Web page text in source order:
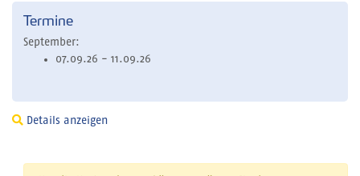
Termine
September:
07.09.26 - 11.09.26
Details anzeigen